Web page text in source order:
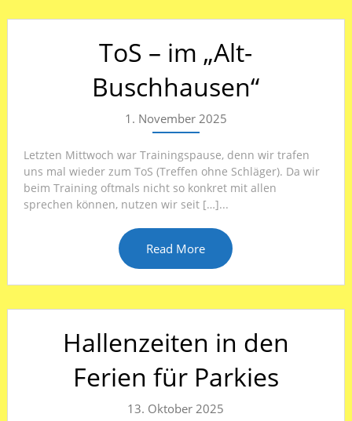
ToS – im „Alt-
Buschhausen“
1. November 2025
Letzten Mittwoch war Trainingspause, denn wir trafen
uns mal wieder zum ToS (Treffen ohne Schläger). Da wir
beim Training oftmals nicht so konkret mit allen
sprechen können, nutzen wir seit […]...
Read More
Hallenzeiten in den
Ferien für Parkies
13. Oktober 2025